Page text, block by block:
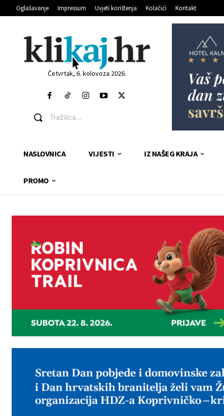
Oglašavanje Impressum Uvjeti korištenja Kolačići Kontakt
Četvrtak, 6. kolovoza 2026.
Tražilica...
NASLOVNICA VIJESTI IZ NAŠEG KRAJA
PROMO